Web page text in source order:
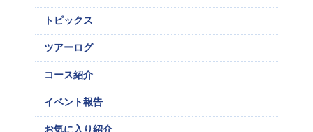
トピックス
ツアーログ
コース紹介
イベント報告
お気に入り紹介